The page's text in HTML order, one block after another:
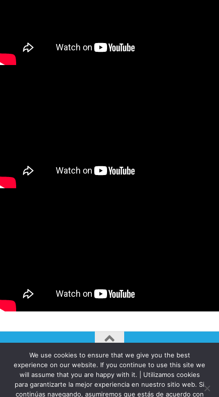
AUTOGIRO/el giro del arte actual © JAVIER MARTINEZ 2026. All
Rights Reserved.
Funciona con - Diseñado con elTema Hueman
We use cookies to ensure that we give you the best
experience on our website. If you continue to use this site we
will assume that you are happy with it. | Utilizamos cookies
para garantizarte la mejor experiencia en nuestro sitio web. Si
continúas navegando, asumiremos que estás de acuerdo con